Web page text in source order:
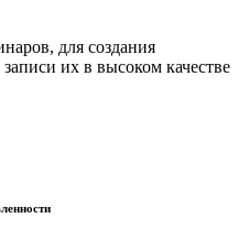
для создания
их в высоком качестве